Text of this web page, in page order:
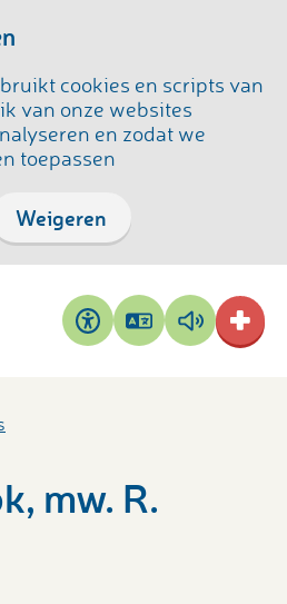
cookies en scripts van
van onze websites
en zodat we
toepassen
Weigeren
Toegankelijkheid
Pagina
vertalen
Pagina
voorlezen
mw. R.